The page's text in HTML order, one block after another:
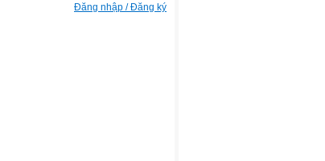
Đăng nhập / Đăng ký